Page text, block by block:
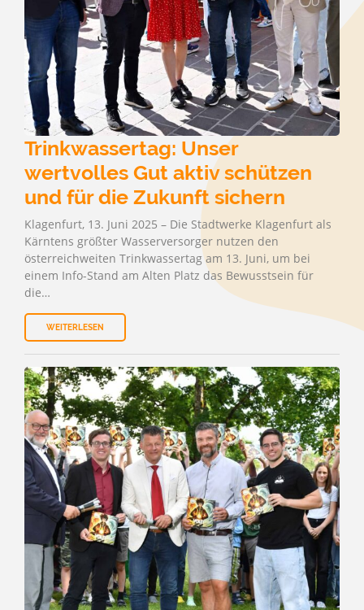
Trinkwassertag: Unser
wertvolles Gut aktiv schützen
und für die Zukunft sichern
Klagenfurt, 13. Juni 2025 – Die Stadtwerke Klagenfurt als
Kärntens größter Wasserversorger nutzen den
österreichweiten Trinkwassertag am 13. Juni, um bei
einem Info-Stand am Alten Platz das Bewusstsein für
die…
WEITERLESEN